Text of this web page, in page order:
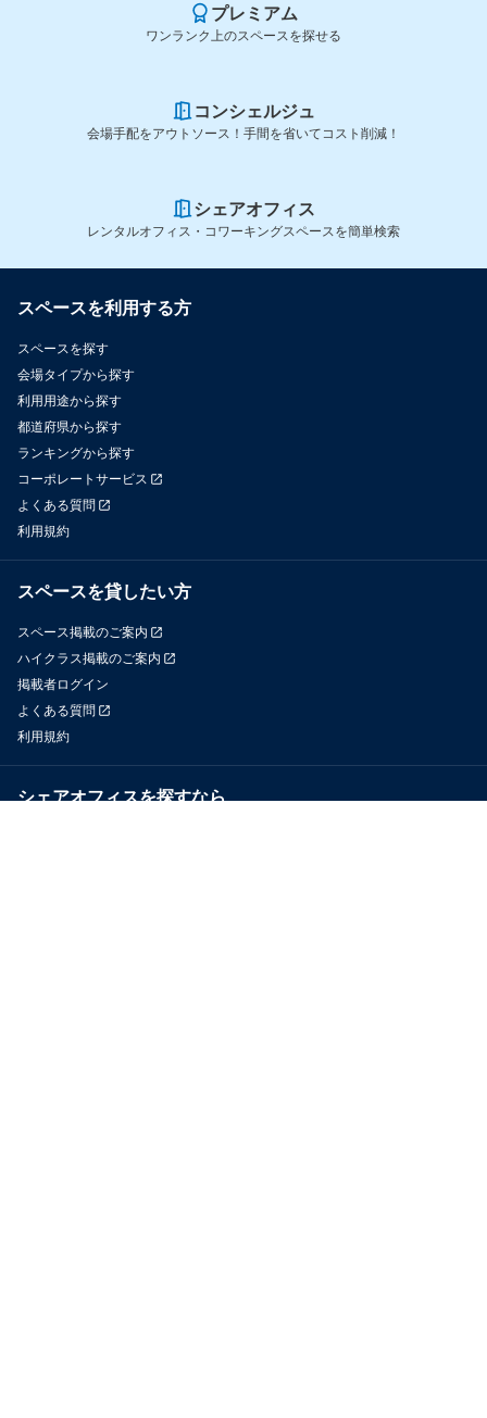
プレミアム
ワンランク上のスペースを探せる
コンシェルジュ
会場手配をアウトソース！手間を省いてコスト削減！
シェアオフィス
レンタルオフィス・コワーキングスペースを簡単検索
スペースを利用する方
スペースを探す
会場タイプから探す
利用用途から探す
都道府県から探す
ランキングから探す
コーポレートサービス
よくある質問
利用規約
スペースを貸したい方
スペース掲載のご案内
ハイクラス掲載のご案内
掲載者ログイン
よくある質問
利用規約
シェアオフィスを探すなら